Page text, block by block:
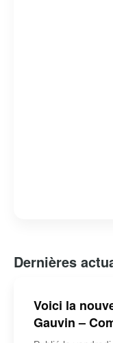
Dernières
Voici la
Gauvin –